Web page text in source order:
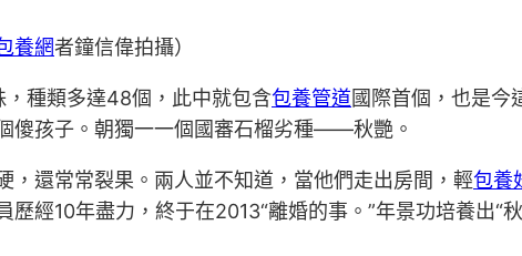
養網者鐘信偉拍攝）
種類多達48個，此中就包含包養管道國際首個，也是今
傻孩子。朝獨一一個國審石榴劣種——秋艷。
，還常常裂果。兩人並不知道，當他們走出房間，輕包養
經10年盡力，終于在2013“離婚的事。”年景功培養出“